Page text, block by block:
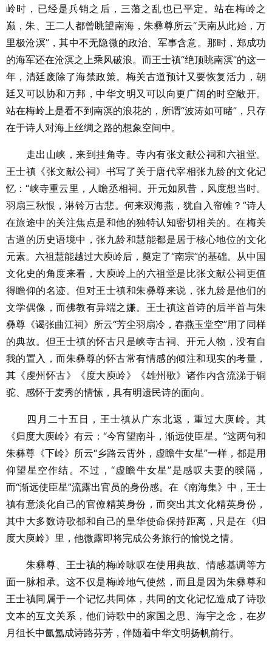
岭时，已经是兵销之后，三藩之乱也已平定。站在梅岭之
巅，朱、王二人都曾眺望南海，朱彝尊所云“天南从此始，万
里极沧溟”，其中不无隐微的政治、军事含意。那时，郑成功
的海军还在沧溟之上乘风破浪。而王士禛“绝顶眺南溟”的这一
年，清廷废除了海禁政策。梅关古道预计又要恢复活力，朝
廷又可以协和万邦，中华文明又可以向更广阔的时空敞开。
站在梅岭上是看不到南溟的浪花的，所谓“波涛如可睹”，只存
在于诗人对海上丝绸之路的想象空间中。
走出山峡，来到挂角寺。寺内有张文献公祠和六祖堂。
王士禛《张文献公祠》书写了关于唐代宰相张九龄的文化记
忆：“峡寺重云里，人瞻丞相祠。开元如夙昔，风度想当时。
羽扇三秋恨，淋铃万古悲。何来双海燕，犹自入帘帷？”诗人
在旅途中的关注焦点是和他的独特认知密切相关的。在梅关
古道的历史语境中，张九龄和慧能都是居于核心地位的文化
元素。六祖慧能越过大庾岭后，奠定了“南宗”的基础。从中国
文化史的角度来看，大庾岭上的六祖堂是比张文献公祠更值
得瞻仰的名迹。但对王士禛和朱彝尊来说，张九龄是他们的
文学偶像，而佛教有异端之嫌。王士禛这首诗的后半首与朱
彝尊《谒张曲江祠》所云“芳尘羽扇冷，春燕玉堂空”用了同样
的典故。但王士禛的怀古只是峡寺古祠、开元人物，没有自
我的置入，而朱彝尊的怀古常有情感的倾注和现实的考量，
其《虔州怀古》《度大庾岭》《雄州歌》诸作内含流涕于铜
驼、感怀于麦秀的情愫，具有明遗民诗的面向。
四月二十五日，王士禛从广东北返，重过大庾岭。其
《归度大庾岭》有云：“今宵望南斗，渐远使臣星。”这两句和
朱彝尊《下岭》所云“乡路云霄外，虚瞻牛女星”一样，都是用
仰望星空作结。不过，“虚瞻牛女星”是感叹夫妻的暌隔，
而“渐远使臣星”流露出官员的身份感。在《南海集》中，王士
禛有意淡化自己的官僚精英身份，而突出其文化精英身份，
其中大多数诗歌都和自己的皇华使命保持距离，只是在《归
度大庾岭》里，他微露即将完成公务旅行的愉悦之情。
朱彝尊、王士禛的梅岭咏叹在使用典故、情感基调等方
面一脉相承。这不仅是梅岭地气使然，而且是因为朱彝尊和
王士禛同属于一个记忆共同体，共同的文化记忆造成了诗歌
文本的互文关系，他们诗歌中的家国之思、海宇之念，在岁
月徂长中氤氲成诗路芬芳，伴随着中华文明扬帆前行。